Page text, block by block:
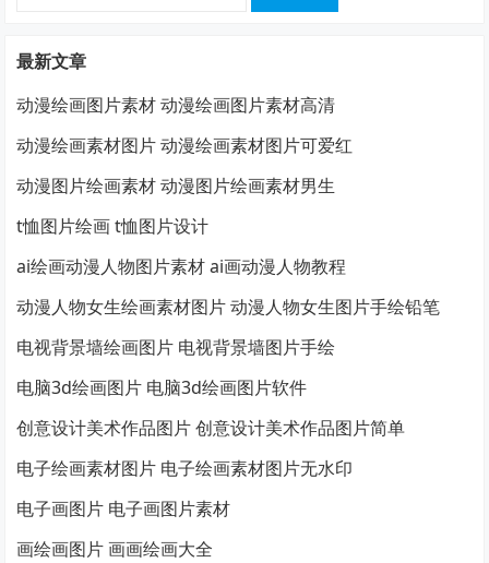
最新文章
动漫绘画图片素材 动漫绘画图片素材高清
动漫绘画素材图片 动漫绘画素材图片可爱红
动漫图片绘画素材 动漫图片绘画素材男生
t恤图片绘画 t恤图片设计
ai绘画动漫人物图片素材 ai画动漫人物教程
动漫人物女生绘画素材图片 动漫人物女生图片手绘铅笔
电视背景墙绘画图片 电视背景墙图片手绘
电脑3d绘画图片 电脑3d绘画图片软件
创意设计美术作品图片 创意设计美术作品图片简单
电子绘画素材图片 电子绘画素材图片无水印
电子画图片 电子画图片素材
画绘画图片 画画绘画大全